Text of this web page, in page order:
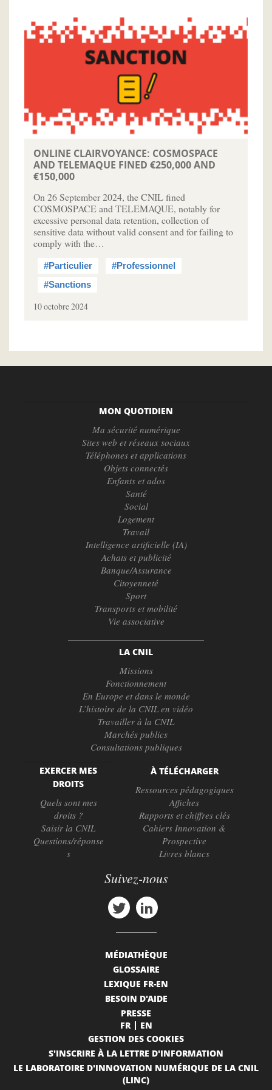
ONLINE CLAIRVOYANCE: COSMOSPACE
AND TELEMAQUE FINED €250,000 AND
€150,000
On 26 September 2024, the CNIL fined
COSMOSPACE and TELEMAQUE, notably for
excessive personal data retention, collection of
sensitive data without valid consent and for failing to
comply with the…
#Particulier
#Professionnel
#Sanctions
10 octobre 2024
MON QUOTIDIEN
Ma sécurité numérique
Sites web et réseaux sociaux
Téléphones et applications
Objets connectés
Enfants et ados
Santé
Social
Logement
Travail
Intelligence artificielle (IA)
Achats et publicité
Banque/Assurance
Citoyenneté
Sport
Transports et mobilité
Vie associative
LA CNIL
Missions
Fonctionnement
En Europe et dans le monde
L’histoire de la CNIL en vidéo
Travailler à la CNIL
Marchés publics
Consultations publiques
EXERCER MES
DROITS
Quels sont mes
droits ?
Saisir la CNIL
Questions/réponse
s
À TÉLÉCHARGER
Ressources pédagogiques
Affiches
Rapports et chiffres clés
Cahiers Innovation &
Prospective
Livres blancs
Suivez-nous
MÉDIATHÈQUE
GLOSSAIRE
LEXIQUE FR-EN
BESOIN D'AIDE
PRESSE
FR
EN
GESTION DES COOKIES
S'INSCRIRE À LA LETTRE D'INFORMATION
LE LABORATOIRE D'INNOVATION NUMÉRIQUE DE LA CNIL
(LINC)